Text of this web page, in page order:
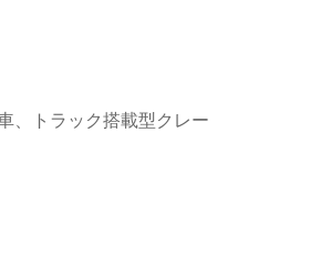
、トラック搭載型クレー